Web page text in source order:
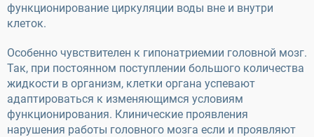
функционирование циркуляции воды вне и внутри
клеток.
Особенно чувствителен к гипонатриемии головной мозг.
Так, при постоянном поступлении большого количества
жидкости в организм, клетки органа успевают
адаптироваться к изменяющимся условиям
функционирования. Клинические проявления
нарушения работы головного мозга если и проявляют